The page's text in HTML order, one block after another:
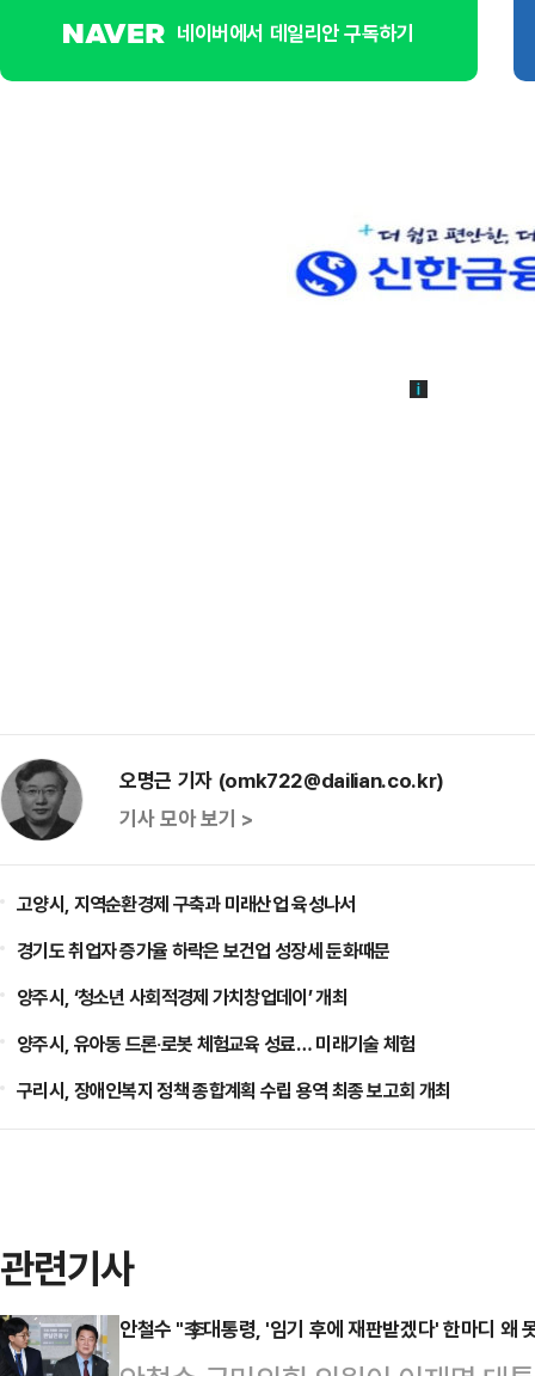
네이버에서 데일리안 구독하기
오명근 기자 (omk722@dailian.co.kr)
기사 모아 보기 >
고양시, 지역순환경제 구축과 미래산업 육성나서
경기도 취업자 증가율 하락은 보건업 성장세 둔화때문
양주시, ‘청소년 사회적경제 가치창업데이’ 개최
양주시, 유아동 드론‧로봇 체험교육 성료… 미래기술 체험
구리시, 장애인복지 정책 종합계획 수립 용역 최종 보고회 개최
관련기사
안철수 "李대통령, '임기 후에 재판받겠다' 한마디 왜